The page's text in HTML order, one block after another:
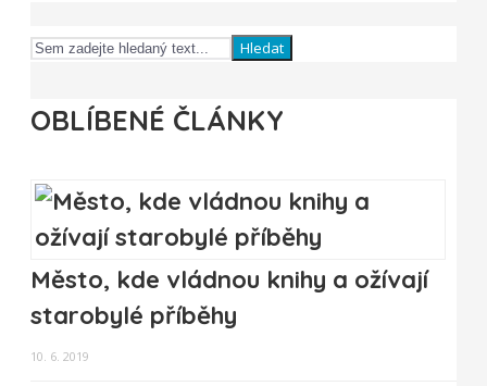
Hledat
OBLÍBENÉ ČLÁNKY
Město, kde vládnou knihy a ožívají
starobylé příběhy
10. 6. 2019